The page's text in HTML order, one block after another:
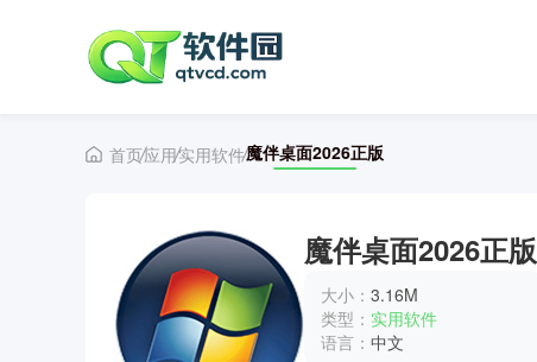
首页应用实用软件魔伴桌面2026正版
魔伴桌面2026正版
大小： 3.16M
类型： 实用软件
语言： 中文